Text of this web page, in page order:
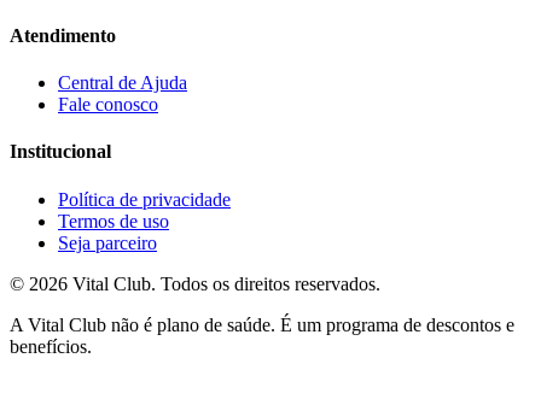
Atendimento
Central de Ajuda
Fale conosco
Institucional
Política de privacidade
Termos de uso
Seja parceiro
© 2026 Vital Club. Todos os direitos reservados.
A Vital Club não é plano de saúde. É um programa de descontos e
benefícios.